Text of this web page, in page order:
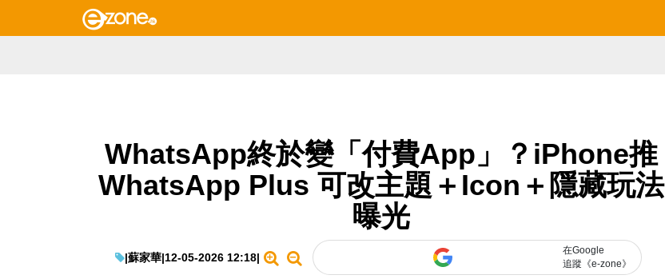
WhatsApp終於變「付費App」？iPhone推
WhatsApp Plus 可改主題＋Icon＋隱藏玩法
曝光
|蘇家華|12-05-2026 12:18|
在Google
追蹤《e-zone》